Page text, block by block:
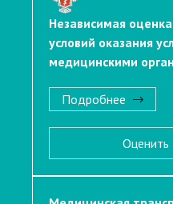
Независимая
условий оказания
медицинскими
Подробнее
Оценить